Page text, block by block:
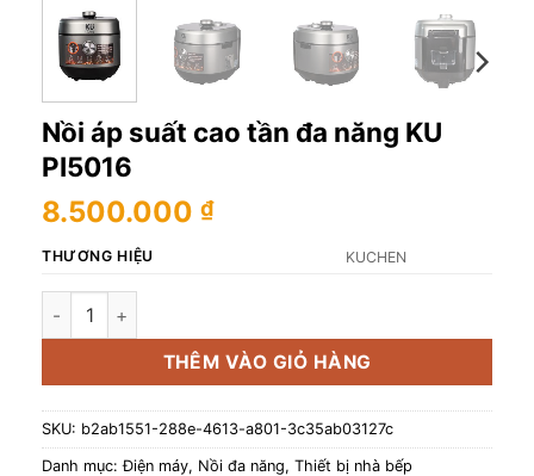
Nồi áp suất cao tần đa năng KU
PI5016
8.500.000 ₫
THƯƠNG HIỆU KUCHEN
Nồi áp suất cao tần đa năng KU PI5016 số lượng
THÊM VÀO GIỎ HÀNG
SKU: b2ab1551-288e-4613-a801-3c35ab03127c
Danh mục:Điện máy, Nồi đa năng, Thiết bị nhà bếp